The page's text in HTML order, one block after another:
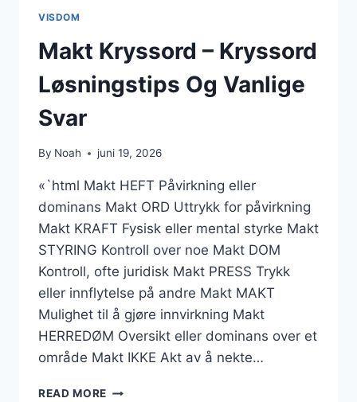
VISDOM
Makt Kryssord – Kryssord
Løsningstips Og Vanlige
Svar
By Noah juni 19, 2026
«`html Makt HEFT Påvirkning eller
dominans Makt ORD Uttrykk for påvirkning
Makt KRAFT Fysisk eller mental styrke Makt
STYRING Kontroll over noe Makt DOM
Kontroll, ofte juridisk Makt PRESS Trykk
eller innflytelse på andre Makt MAKT
Mulighet til å gjøre innvirkning Makt
HERREDØM Oversikt eller dominans over et
område Makt IKKE Akt av å nekte…
READ MORE MAKT